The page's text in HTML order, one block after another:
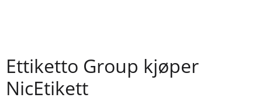
Ettiketto Group kjøper
NicEtikett